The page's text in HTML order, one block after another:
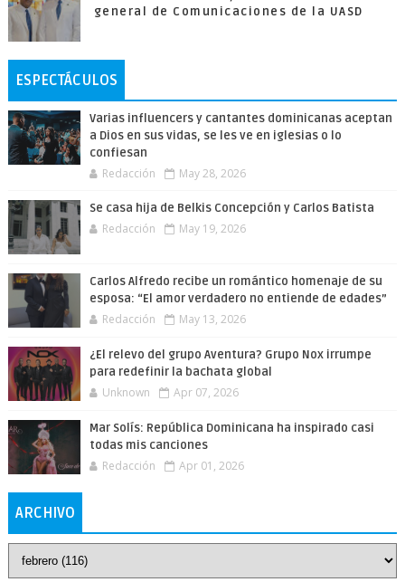
general de Comunicaciones de la UASD
ESPECTÁCULOS
Varias influencers y cantantes dominicanas aceptan
a Dios en sus vidas, se les ve en iglesias o lo
confiesan
Redacción May 28, 2026
Se casa hija de Belkis Concepción y Carlos Batista
Redacción May 19, 2026
Carlos Alfredo recibe un romántico homenaje de su
esposa: “El amor verdadero no entiende de edades”
Redacción May 13, 2026
¿El relevo del grupo Aventura? Grupo Nox irrumpe
para redefinir la bachata global
Unknown Apr 07, 2026
Mar Solís: República Dominicana ha inspirado casi
todas mis canciones
Redacción Apr 01, 2026
ARCHIVO